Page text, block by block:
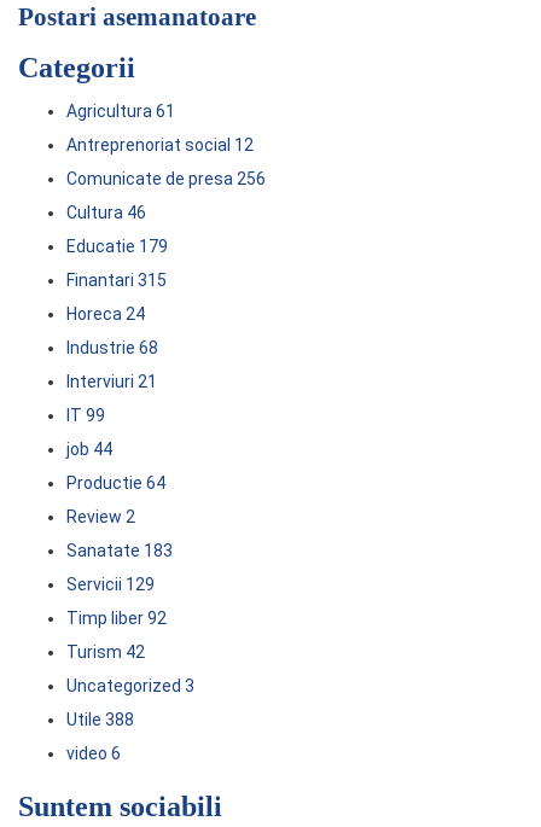
Postari asemanatoare
Categorii
Agricultura 61
Antreprenoriat social 12
Comunicate de presa 256
Cultura 46
Educatie 179
Finantari 315
Horeca 24
Industrie 68
Interviuri 21
IT 99
job 44
Productie 64
Review 2
Sanatate 183
Servicii 129
Timp liber92
Turism 42
Uncategorized 3
Utile 388
video 6
Suntem sociabili